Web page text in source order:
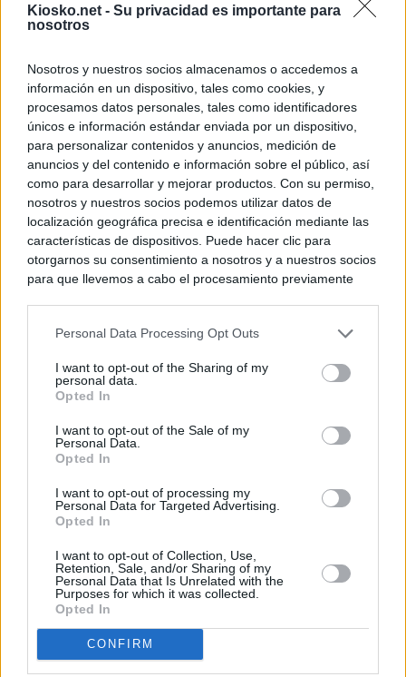
Kiosko.net - Su privacidad es importante para
nosotros
Nosotros y nuestros socios almacenamos o accedemos a
información en un dispositivo, tales como cookies, y
procesamos datos personales, tales como identificadores
únicos e información estándar enviada por un dispositivo,
para personalizar contenidos y anuncios, medición de
anuncios y del contenido e información sobre el público, así
como para desarrollar y mejorar productos. Con su permiso,
nosotros y nuestros socios podemos utilizar datos de
localización geográfica precisa e identificación mediante las
características de dispositivos. Puede hacer clic para
otorgarnos su consentimiento a nosotros y a nuestros socios
para que llevemos a cabo el procesamiento previamente
negar su consentimiento. Tenga en cuenta que algún
de su consentimiento, pero usted tiene el derecho de
rechazar tal procesamiento. Sus preferencias se aplicarán
cualquier momento entrando de nuevo en este sitio web o
visitando nuestra política de privacidad.
Personal Data Processing Opt Outs
I want to opt-out of the Sharing of my
personal data.
Opted In
I want to opt-out of the Sale of my
Personal Data.
Opted In
I want to opt-out of processing my
Personal Data for Targeted Advertising.
Opted In
I want to opt-out of Collection, Use,
Retention, Sale, and/or Sharing of my
Personal Data that Is Unrelated with the
Purposes for which it was collected.
Opted In
CONFIRM